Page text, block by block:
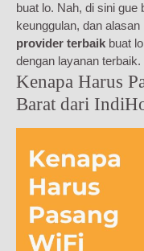
buat lo. Nah, di sini gue
keunggulan, dan
provider terbaik buat
dengan layanan terbaik.
Kenapa Harus
Barat dari